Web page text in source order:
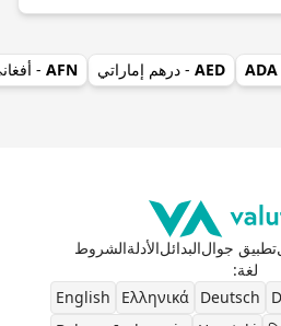
ADA
AED - درهم إماراتي AFN
-
تطبيق جوالالبدائلالأدلةالشروط
لغة:
Deutsch
Ελληνικά
English